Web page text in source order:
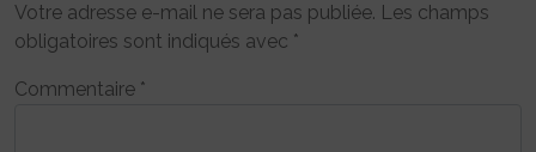
Votre adresse e-mail ne sera pas publiée. Les champs
obligatoires sont indiqués avec *
Commentaire *